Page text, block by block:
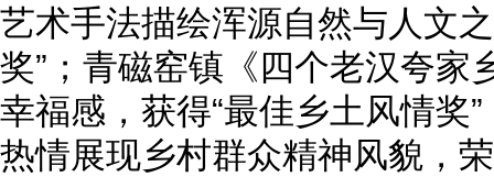
艺术手法描绘浑源自然与人文
奖”；青磁窑镇《四个老汉夸家
幸福感，获得“最佳乡土风情奖
热情展现乡村群众精神风貌，